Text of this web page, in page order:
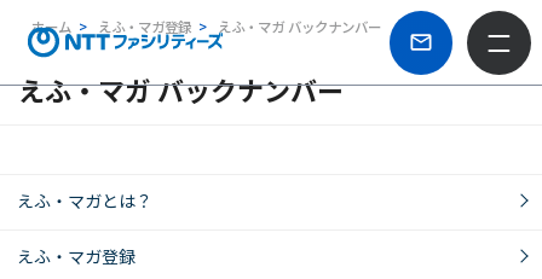
ホーム えふ・マガ登録 えふ・マガ バックナンバー
えふ・マガ バックナンバー
えふ・マガとは？
えふ・マガ登録